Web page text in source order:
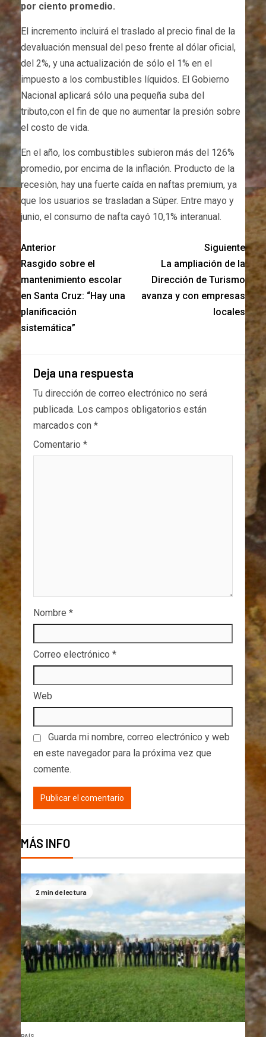
por ciento promedio.
El incremento incluirá el traslado al precio final de la
devaluación mensual del peso frente al dólar oficial,
del 2%, y una actualización de sólo el 1% en el
impuesto a los combustibles líquidos. El Gobierno
Nacional aplicará sólo una pequeña suba del
tributo,con el fin de que no aumentar la presión sobre
el costo de vida.
En el año, los combustibles subieron más del 126%
promedio, por encima de la inflación. Producto de la
recesiòn, hay una fuerte caída en naftas premium, ya
que los usuarios se trasladan a Súper. Entre mayo y
junio, el consumo de nafta cayó 10,1% interanual.
Anterior
Rasgido sobre el
mantenimiento escolar
en Santa Cruz: “Hay una
planificación
sistemática”
Siguiente
La ampliación de la
Dirección de Turismo
avanza y con empresas
locales
Deja una respuesta
Tu dirección de correo electrónico no será
publicada. Los campos obligatorios están
marcados con *
Comentario *
Nombre *
Correo electrónico *
Web
Guarda mi nombre, correo electrónico y web
en este navegador para la próxima vez que
comente.
MÁS INFO
2 min de lectura